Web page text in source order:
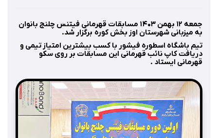
جمعه ۱۲ بهمن ۱۴۰۳ مسابقات قهرمانی فيتنس چلنج بانوان
به ميزبانی شهرستان اوز بخش كوره برگزار شد.
تيم باشگاه اسطوره فيشور با كسب بيشترين امتياز تيمی و
دريافت كاپ نائب قهرمانی اين مسابقات بر روی سكو
قهرمانی ايستاد .